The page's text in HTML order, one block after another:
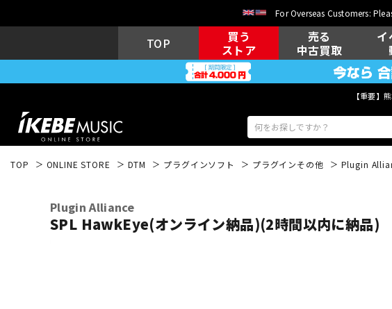
For Overseas Customers:
TOP
買う
ストア
売る
中古買取
イ
【重要】
TOP ONLINE STORE DTM プラグインソフト プラグインその他 Plugin
Plugin Alliance
SPL HawkEye(オンライン納品)(2時間以内に納品)